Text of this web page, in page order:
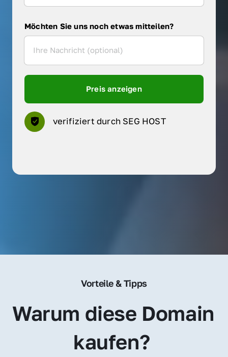
Möchten Sie uns noch etwas mitteilen?
Preis anzeigen
verifiziert durch SEG HOST
Vorteile & Tipps
Warum diese Domain
kaufen?